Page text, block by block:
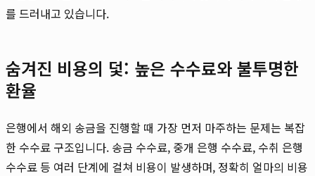
를 드러내고 있습니다.
숨겨진 비용의 덫: 높은 수수료와 불투명한
환율
은행에서 해외 송금을 진행할 때 가장 먼저 마주하는 문제는 복잡
한 수수료 구조입니다. 송금 수수료, 중개 은행 수수료, 수취 은행
수수료 등 여러 단계에 걸쳐 비용이 발생하며, 정확히 얼마의 비용